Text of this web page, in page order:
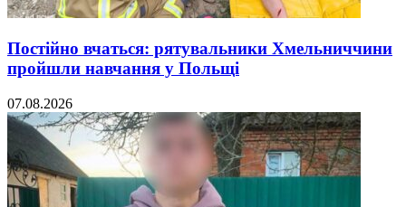
Постійно вчаться: рятувальники Хмельниччини
пройшли навчання у Польщі
07.08.2026